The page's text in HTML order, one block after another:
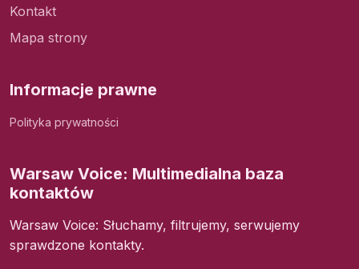
Kontakt
Mapa strony
Informacje prawne
Polityka prywatności
Warsaw Voice: Multimedialna baza
kontaktów
Warsaw Voice: Słuchamy, filtrujemy, serwujemy
sprawdzone kontakty.